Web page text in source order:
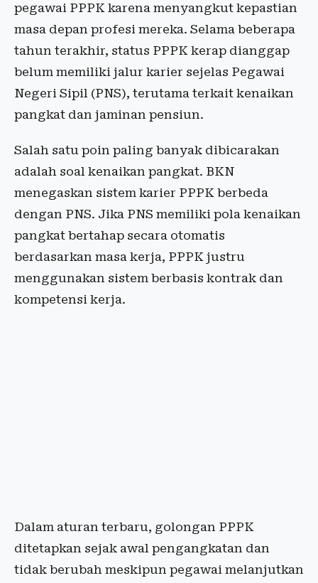
pegawai PPPK karena menyangkut kepastian
masa depan profesi mereka. Selama beberapa
tahun terakhir, status PPPK kerap dianggap
belum memiliki jalur karier sejelas Pegawai
Negeri Sipil (PNS), terutama terkait kenaikan
pangkat dan jaminan pensiun.
Salah satu poin paling banyak dibicarakan
adalah soal kenaikan pangkat. BKN
menegaskan sistem karier PPPK berbeda
dengan PNS. Jika PNS memiliki pola kenaikan
pangkat bertahap secara otomatis
berdasarkan masa kerja, PPPK justru
menggunakan sistem berbasis kontrak dan
kompetensi kerja.
Dalam aturan terbaru, golongan PPPK
ditetapkan sejak awal pengangkatan dan
tidak berubah meskipun pegawai melanjutkan